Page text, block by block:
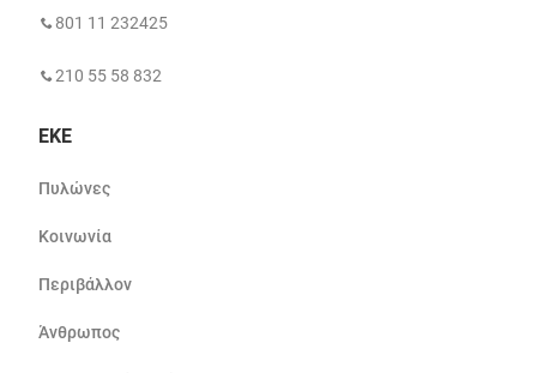
801 11 232425
210 55 58 832
ΕΚΕ
Πυλώνες
Κοινωνία
Περιβάλλον
Άνθρωπος